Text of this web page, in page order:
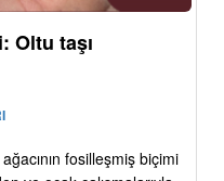
Oltu taşı
fosilleşmiş biçimi